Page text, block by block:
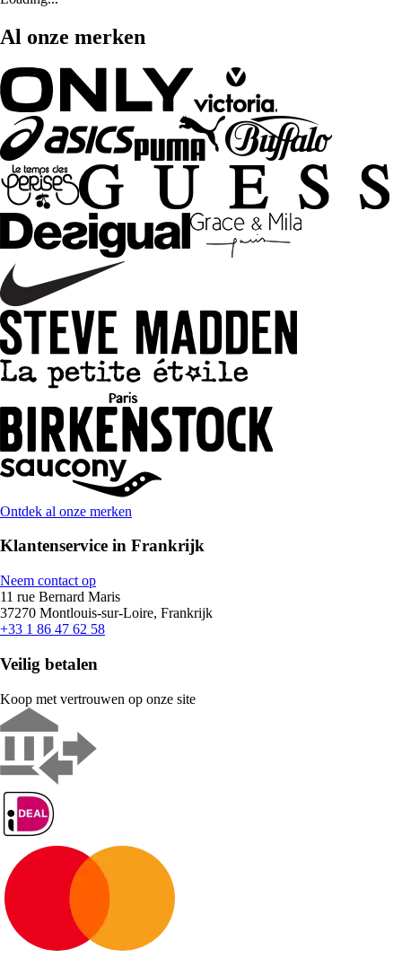
Al onze merken
Ontdek al onze merken
Klantenservice in Frankrijk
Neem contact op
11 rue Bernard Maris
37270 Montlouis-sur-Loire, Frankrijk
+33 1 86 47 62 58
Veilig betalen
Koop met vertrouwen op onze site